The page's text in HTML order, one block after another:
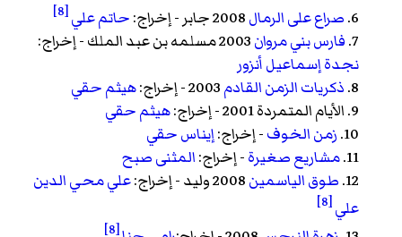
6. صراع على الرمال حاتم علي[8]
7. فارس بني مروان
نجدة إسماعيل أنزور
8. ذكريات الزمن القادم
هيثم حقي
9. الأيام المتمردة
هيثم حقي
10. زمن الخوف- إخراج:إيناس حقي
11. مشاريع صغيرة- إخراج:المثنى صبح
12. طوق الياسمين
علي محي الدين
علي[8]
[8]